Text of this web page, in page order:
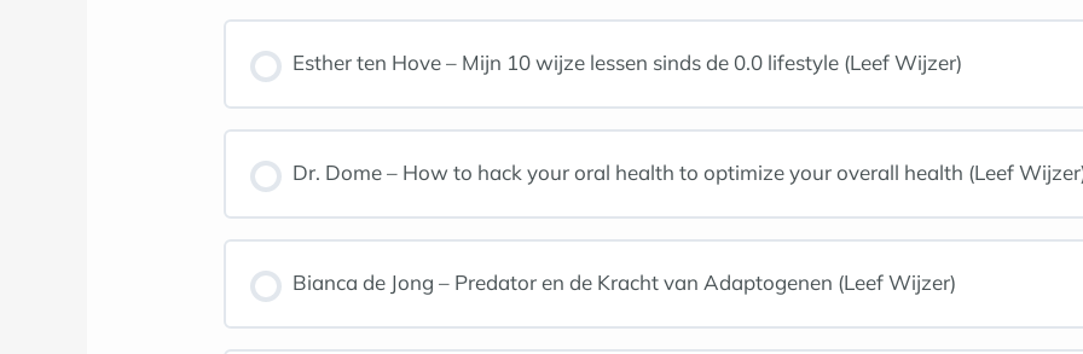
Esther ten Hove – Mijn 10 wijze lessen sinds de 0.0 lifestyle (Leef Wijzer)
Dr. Dome – How to hack your oral health to optimize your overall health (Leef
Bianca de Jong – Predator en de Kracht van Adaptogenen (Leef Wijzer)